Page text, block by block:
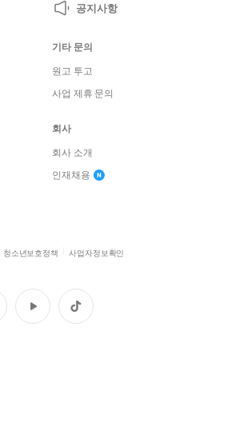
공지사항
기타 문의
원고 투고
사업 제휴 문의
회사
회사 소개
인재채용
청소년보호정책 사업자정보확인
유
튜
틱
톡